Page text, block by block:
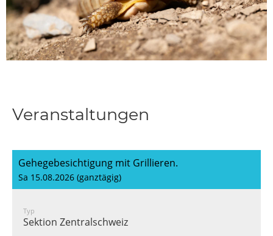
Veranstaltungen
Gehegebesichtigung mit Grillieren.
Sa 15.08.2026 (ganztägig)
Typ
Sektion Zentralschweiz